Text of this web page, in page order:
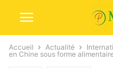
Accueil Actualité
en Chine sous forme